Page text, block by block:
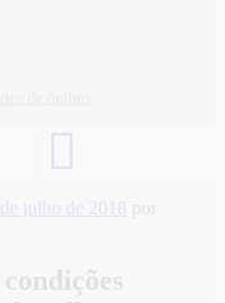
de julho de 2018 por